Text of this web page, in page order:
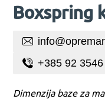
Boxspring
+385 92
Dimenzija baze za